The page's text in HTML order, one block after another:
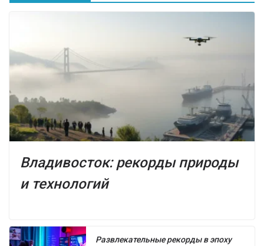
Владивосток: рекорды природы
и технологий
Развлекательные рекорды в эпоху